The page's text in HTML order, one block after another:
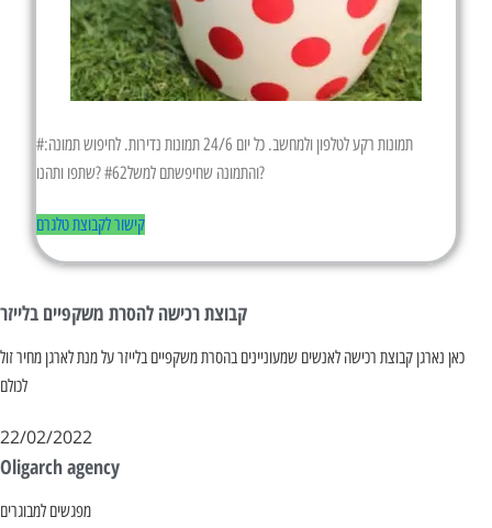
תמונות רקע לטלפון ולמחשב. כל יום 24/6 תמונות נדירות. לחיפוש תמונה:#
והתמונה שחיפשתם למשל#62 ?שתפו ותהנו?
קישור לקבוצת טלגרם
קבוצת רכישה להסרת משקפיים בלייזר
כאן נארגן קבוצת רכישה לאנשים שמעוניינים בהסרת משקפיים בלייזר על מנת לארגן מחיר זול
לכולם
22/02/2022
Oligarch agency
מפגשים למבוגרים